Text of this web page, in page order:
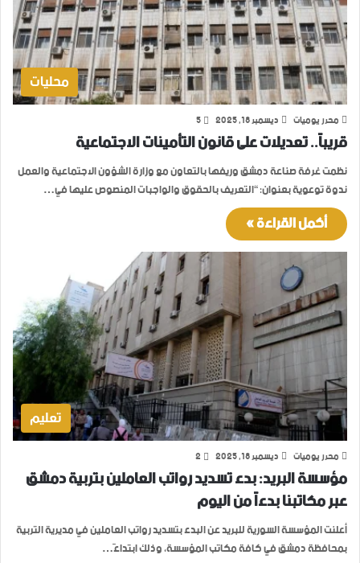
محليات
محرر يوميات ديسمبر 18, 2025 5
قريباً.. تعديلات على قانون التأمينات الاجتماعية
نظمت غرفة صناعة دمشق وريفها بالتعاون مع وزارة الشؤون الاجتماعية والعمل
ندوة توعوية بعنوان: “التعريف بالحقوق والواجبات المنصوص عليها في…
أكمل القراءة »
تعليم
محرر يوميات ديسمبر 18, 2025 2
مؤسسة البريد: بدء تسديد رواتب العاملين بتربية دمشق
عبر مكاتبنا بدءاً من اليوم
أعلنت المؤسسة السورية للبريد عن البدء بتسديد رواتب العاملين في مديرية التربية
بمحافظة دمشق في كافة مكاتب المؤسسة، وذلك ابتداءً…